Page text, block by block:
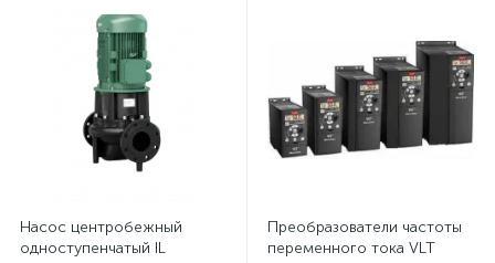
Насос центробежный
одноступенчатый IL
Преобразователи частоты
переменного тока VLT